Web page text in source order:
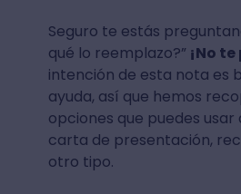
Seguro te estás
qué lo reemplazo?” ¡No
intención de esta nota es
ayuda, así que hemos
opciones que puedes
carta de presentación,
otro tipo.